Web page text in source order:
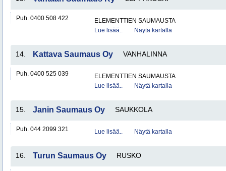
Puh. 0400 508 422
ELEMENTTIEN SAUMAUSTA
Lue lisää..
Näytä kartalla
14. Kattava Saumaus Oy VANHALINNA
Puh. 0400 525 039
ELEMENTTIEN SAUMAUSTA
Lue lisää..
Näytä kartalla
15. Janin Saumaus Oy SAUKKOLA
Puh. 044 2099 321 Lue lisää.. Näytä kartalla
16. Turun Saumaus Oy RUSKO